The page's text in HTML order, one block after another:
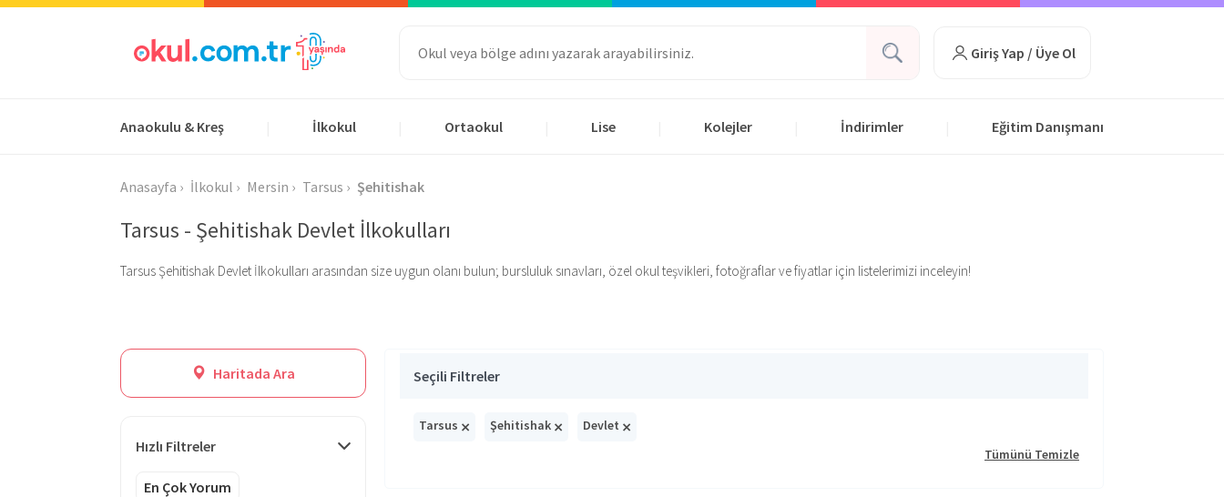
Giriş Yap / Üye Ol
Anaokulu & Kreş İlkokul Ortaokul Lise Kolejler İndirimler Eğitim Danışmanı
Anasayfa İlkokul Mersin Tarsus Şehitishak
Tarsus - Şehitishak Devlet İlkokulları
Tarsus Şehitishak Devlet İlkokulları arasından size uygun olanı bulun; bursluluk sınavları, özel okul teşvikleri, fotoğraflar ve fiyatlar için listelerimizi inceleyin!
Haritada Ara
Hızlı Filtreler
En Çok Yorum
Seçili Filtreler
Tarsus × Şehitishak × Devlet ×
Tümünü Temizle